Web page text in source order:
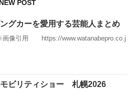
NEW POST
グカーを愛用する芸能人まとめ
画像引用 https://www.watanabepro.co.j
ビリティショー 札幌2026